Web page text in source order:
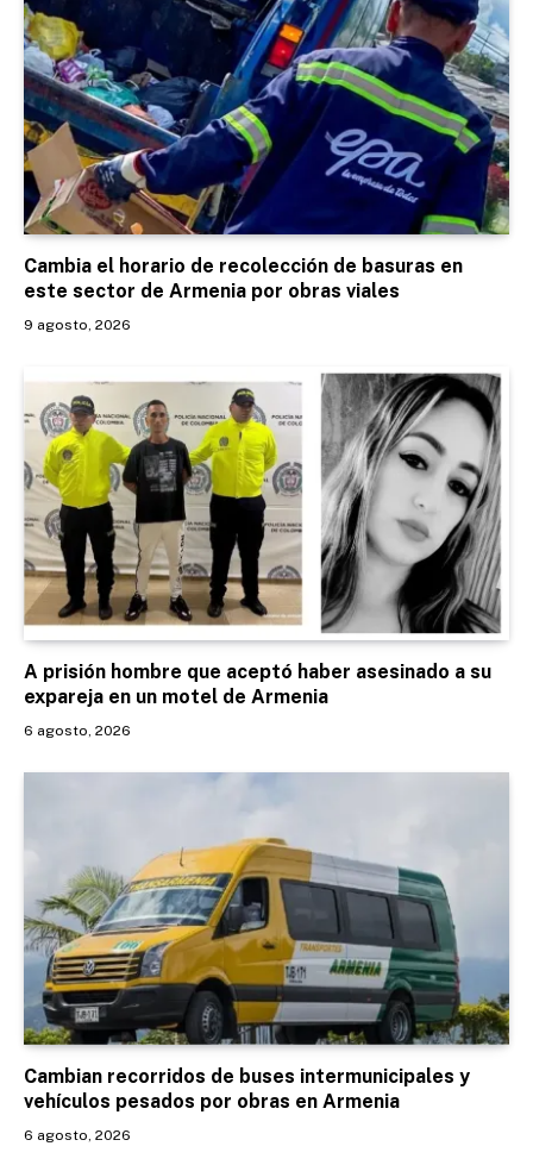
Cambia el horario de recolección de basuras en
este sector de Armenia por obras viales
9 agosto, 2026
A prisión hombre que aceptó haber asesinado a su
expareja en un motel de Armenia
6 agosto, 2026
Cambian recorridos de buses intermunicipales y
vehículos pesados por obras en Armenia
6 agosto, 2026